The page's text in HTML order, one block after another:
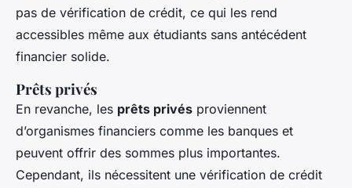
pas de vérification de crédit, ce qui les rend
accessibles même aux étudiants sans antécédent
financier solide.
Prêts privés
En revanche, les prêts privés proviennent
d’organismes financiers comme les banques et
peuvent offrir des sommes plus importantes.
Cependant, ils nécessitent une vérification de crédit